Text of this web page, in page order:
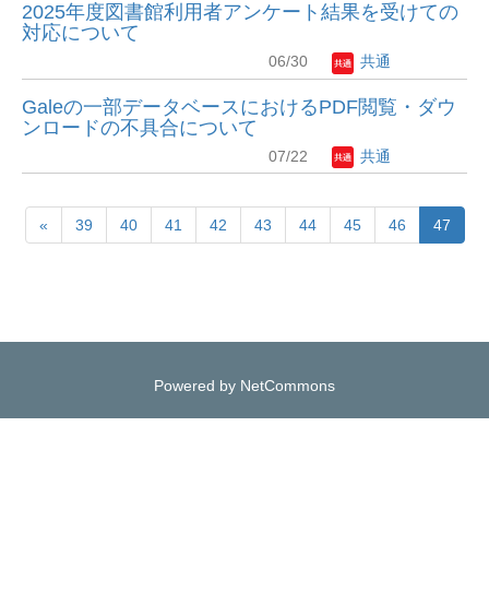
2025年度図書館利用者アンケート結果を受けての
対応について
06/30 共通
Galeの一部データベースにおけるPDF閲覧・ダウ
ンロードの不具合について
07/22 共通
« 39 40 41 42 43 44 45 46 47
Powered by NetCommons